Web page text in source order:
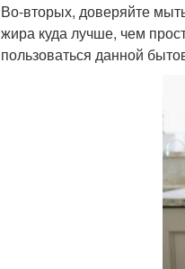
Во-вторых, доверяйте
жира куда лучше, чем
пользоваться данной